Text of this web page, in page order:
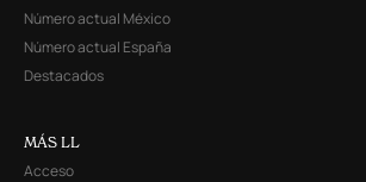
Número actual México
Número actual España
Destacados
MÁS LL
Acceso